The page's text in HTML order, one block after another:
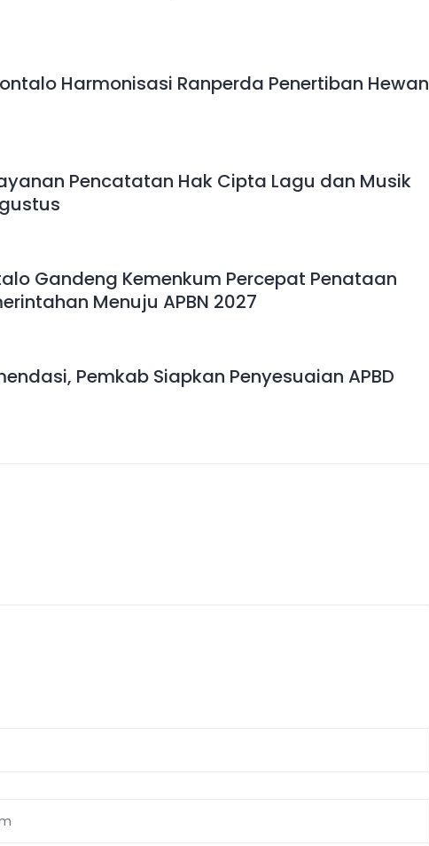
Harmonisasi Ranperda Penertiban Hewan
Pencatatan Hak Cipta Lagu dan Musik
Gandeng Kemenkum Percepat Penataan
Menuju APBN 2027
Pemkab Siapkan Penyesuaian APBD